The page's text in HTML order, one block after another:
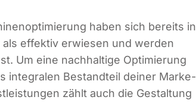
haben sich bereits in
effek­tiv erwie­sen und wer­den
Um eine nach­hal­ti­ge Opti­mie­rung
inte­gra­len Bestand­teil dei­ner Mar­ke­
zählt auch die Gestal­tung